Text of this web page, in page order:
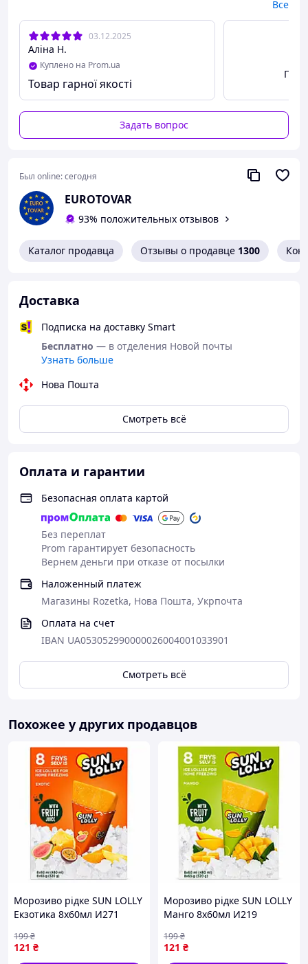
Все
03.12.2025
Аліна Н.
Куплено на Prom.ua
Товар гарної якості
Задать вопрос
Был online:сегодня
EUROTOVAR
93% положительных отзывов
Каталог продавца Отзывы о продавце 1300
Доставка
Подписка на доставку Smart
Бесплатно — в отделения Новой почты
Узнать больше
Нова Пошта
Смотреть всё
Оплата и гарантии
Безопасная оплата картой
Без переплат
Prom гарантирует безопасность
Вернем деньги при отказе от посылки
Наложенный платеж
Магазины Rozetka, Нова Пошта, Укрпочта
Оплата на счет
IBAN UA053052990000026004001033901
Смотреть всё
Похожее у других продавцов
Морозиво рідке SUN LOLLY
Екзотика 8х60мл И271
121 ₴
199₴
Морозиво рідке SUN LOLLY
Манго 8х60мл И219
121 ₴
199₴